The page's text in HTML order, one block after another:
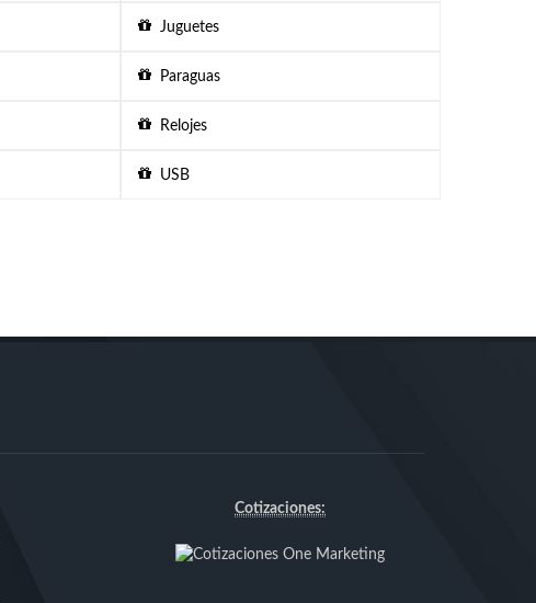
Juguetes
Paraguas
Relojes
USB
Cotizaciones: